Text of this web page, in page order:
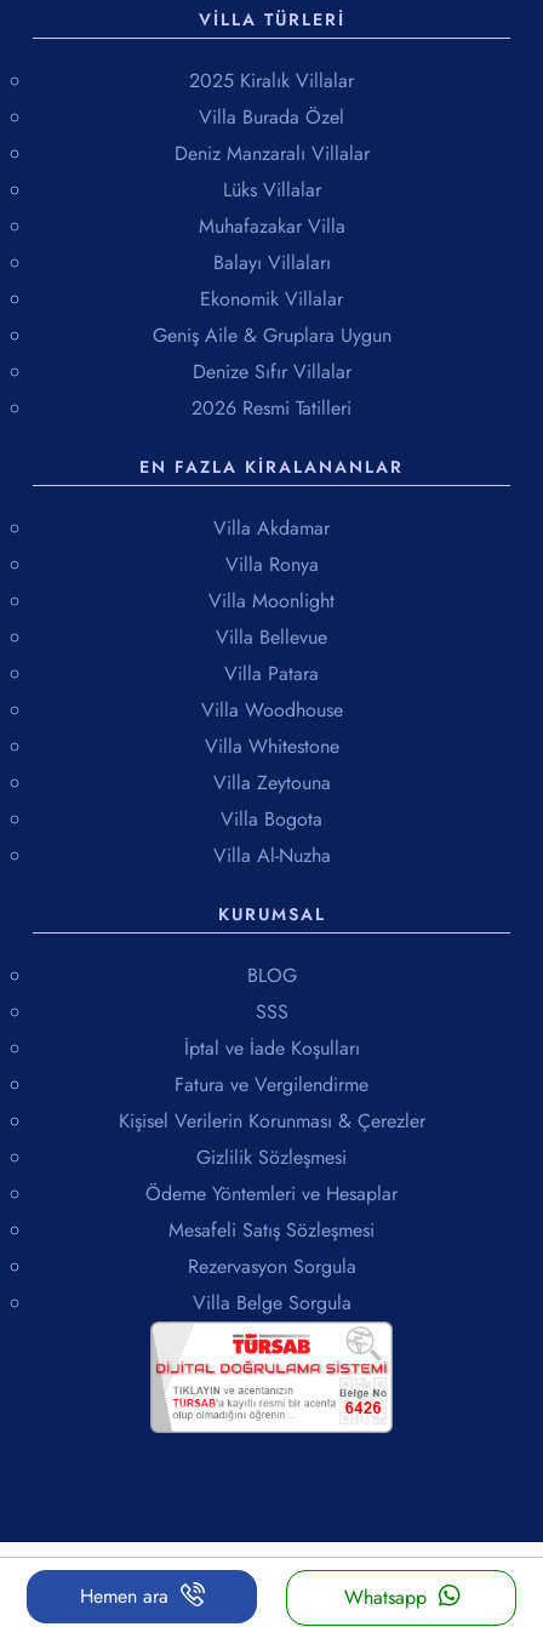
VILLA TÜRLERI
2025 Kiralık Villalar
Villa Burada Özel
Deniz Manzaralı Villalar
Lüks Villalar
Muhafazakar Villa
Balayı Villaları
Ekonomik Villalar
Geniş Aile & Gruplara Uygun
Denize Sıfır Villalar
2026 Resmi Tatilleri
EN FAZLA KIRALANANLAR
Villa Akdamar
Villa Ronya
Villa Moonlight
Villa Bellevue
Villa Patara
Villa Woodhouse
Villa Whitestone
Villa Zeytouna
Villa Bogota
Villa Al-Nuzha
KURUMSAL
BLOG
SSS
İptal ve İade Koşulları
Fatura ve Vergilendirme
Kişisel Verilerin Korunması & Çerezler
Gizlilik Sözleşmesi
Ödeme Yöntemleri ve Hesaplar
Mesafeli Satış Sözleşmesi
Rezervasyon Sorgula
Villa Belge Sorgula
© Villa Burada 2006 - 2026 Fatih Simsek altında faaliyet gösteren tescilli bir şirkettir.
Hemen ara Whatsapp